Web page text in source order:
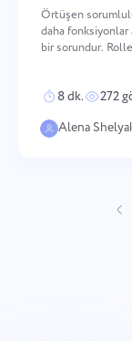
Örtüşen
daha fonksiyonlar
bir sorundur.
8 dk. 272
Alena